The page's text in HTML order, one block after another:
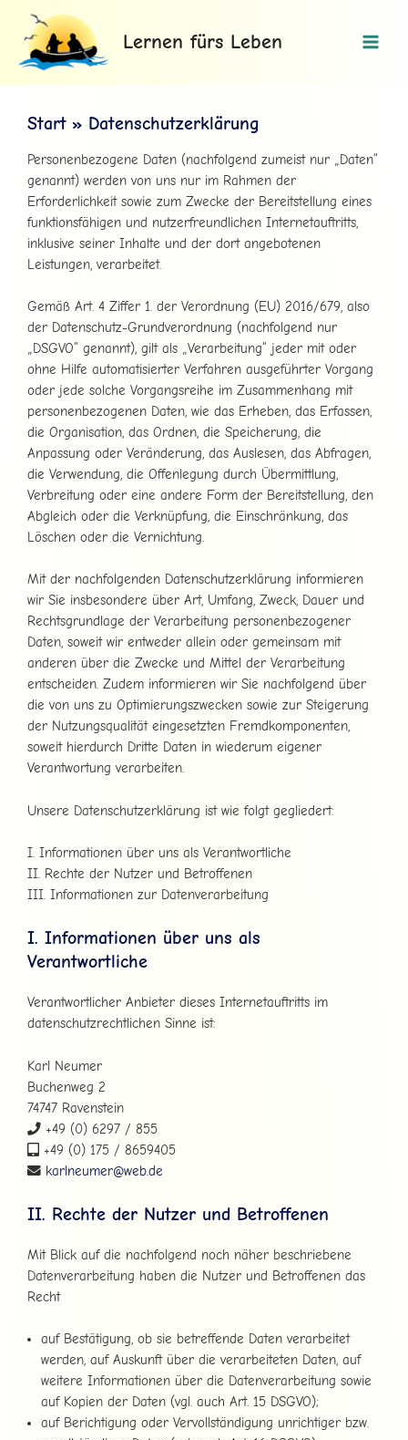
Inhalt
springen
Lernen fürs Leben
Start Datenschutzerklärung
Personenbezogene Daten (nachfolgend zumeist nur „Daten“
genannt) werden von uns nur im Rahmen der
Erforderlichkeit sowie zum Zwecke der Bereitstellung eines
funktionsfähigen und nutzerfreundlichen Internetauftritts,
inklusive seiner Inhalte und der dort angebotenen
Leistungen, verarbeitet.
Gemäß Art. 4 Ziffer 1. der Verordnung (EU) 2016/679, also
der Datenschutz-Grundverordnung (nachfolgend nur
„DSGVO“ genannt), gilt als „Verarbeitung“ jeder mit oder
ohne Hilfe automatisierter Verfahren ausgeführter Vorgang
oder jede solche Vorgangsreihe im Zusammenhang mit
personenbezogenen Daten, wie das Erheben, das Erfassen,
die Organisation, das Ordnen, die Speicherung, die
Anpassung oder Veränderung, das Auslesen, das Abfragen,
die Verwendung, die Offenlegung durch Übermittlung,
Verbreitung oder eine andere Form der Bereitstellung, den
Abgleich oder die Verknüpfung, die Einschränkung, das
Löschen oder die Vernichtung.
Mit der nachfolgenden Datenschutzerklärung informieren
wir Sie insbesondere über Art, Umfang, Zweck, Dauer und
Rechtsgrundlage der Verarbeitung personenbezogener
Daten, soweit wir entweder allein oder gemeinsam mit
anderen über die Zwecke und Mittel der Verarbeitung
entscheiden. Zudem informieren wir Sie nachfolgend über
die von uns zu Optimierungszwecken sowie zur Steigerung
der Nutzungsqualität eingesetzten Fremdkomponenten,
soweit hierdurch Dritte Daten in wiederum eigener
Verantwortung verarbeiten.
Unsere Datenschutzerklärung ist wie folgt gegliedert:
I. Informationen über uns als Verantwortliche
II. Rechte der Nutzer und Betroffenen
III. Informationen zur Datenverarbeitung
I. Informationen über uns als
Verantwortliche
Verantwortlicher Anbieter dieses Internetauftritts im
datenschutzrechtlichen Sinne ist:
Karl Neumer
Buchenweg 2
74747 Ravenstein
+49 (0) 6297 / 855
+49 (0) 175 / 8659405
karlneumer@web.de
II. Rechte der Nutzer und Betroffenen
Mit Blick auf die nachfolgend noch näher beschriebene
Datenverarbeitung haben die Nutzer und Betroffenen das
Recht
auf Bestätigung, ob sie betreffende Daten verarbeitet
werden, auf Auskunft über die verarbeiteten Daten, auf
weitere Informationen über die Datenverarbeitung sowie
auf Kopien der Daten (vgl. auch Art. 15 DSGVO);
auf Berichtigung oder Vervollständigung unrichtiger bzw.